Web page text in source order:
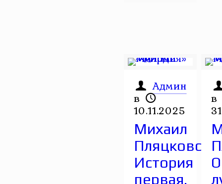
Админ
в
10.11.2025
Михаил
История
первая.
в